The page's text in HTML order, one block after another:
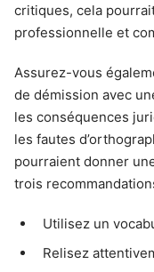
critiques, cela
professionnelle et
Assurez-vous
de démission avec
les conséquences
les fautes
pourraient donner
trois
Utilisez un
Relisez